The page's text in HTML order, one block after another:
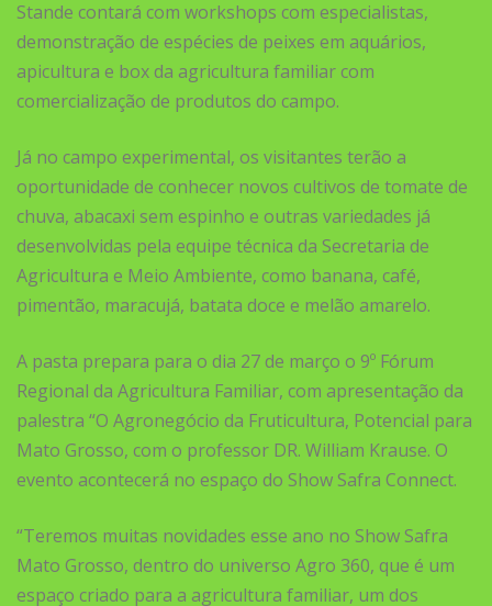
Stande contará com workshops com especialistas,
demonstração de espécies de peixes em aquários,
apicultura e box da agricultura familiar com
comercialização de produtos do campo.
Já no campo experimental, os visitantes terão a
oportunidade de conhecer novos cultivos de tomate de
chuva, abacaxi sem espinho e outras variedades já
desenvolvidas pela equipe técnica da Secretaria de
Agricultura e Meio Ambiente, como banana, café,
pimentão, maracujá, batata doce e melão amarelo.
A pasta prepara para o dia 27 de março o 9º Fórum
Regional da Agricultura Familiar, com apresentação da
palestra “O Agronegócio da Fruticultura, Potencial para
Mato Grosso, com o professor DR. William Krause. O
evento acontecerá no espaço do Show Safra Connect.
“Teremos muitas novidades esse ano no Show Safra
Mato Grosso, dentro do universo Agro 360, que é um
espaço criado para a agricultura familiar, um dos